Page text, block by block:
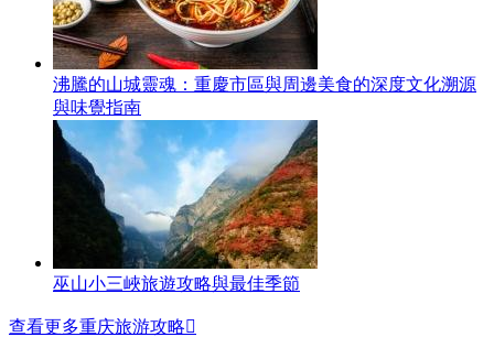
沸騰的山城靈魂：重慶市區與周邊美食的深度文化溯源
與味覺指南
巫山小三峽旅遊攻略與最佳季節
查看更多重庆旅游攻略